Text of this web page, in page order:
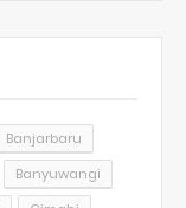
Banjarbaru
Banyuwangi